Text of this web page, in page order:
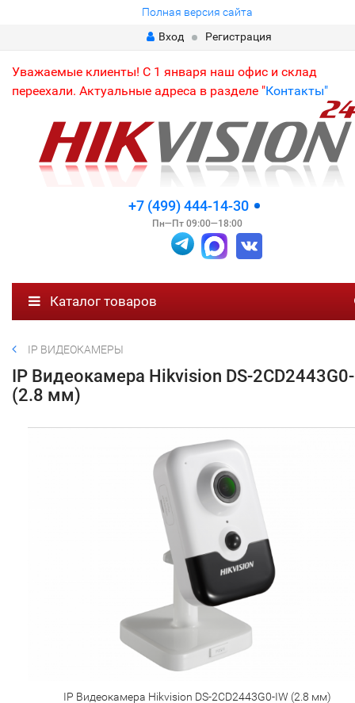
Полная версия сайта
Вход
Регистрация
Уважаемые клиенты! С 1 января наш офис и склад
переехали. Актуальные адреса в разделе "Контакты"
+7 (499) 444-14-30
Пн—Пт 09:00—18:00
Каталог товаров
IP ВИДЕОКАМЕРЫ
IP Видеокамера Hikvision DS-
(2.8 мм)
IP Видеокамера Hikvision DS-2CD2443G0-IW (2.8 мм)